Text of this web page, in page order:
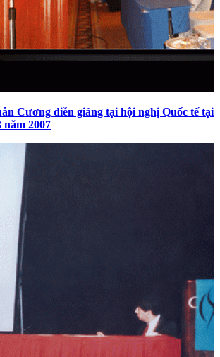
Cương diễn giảng tại hội nghị Quốc tế tại
năm 2007